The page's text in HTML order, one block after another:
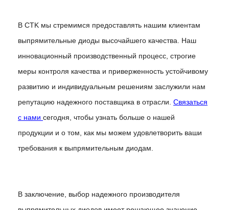
В CTK мы стремимся предоставлять нашим клиентам
выпрямительные диоды высочайшего качества. Наш
инновационный производственный процесс, строгие
меры контроля качества и приверженность устойчивому
развитию и индивидуальным решениям заслужили нам
репутацию надежного поставщика в отрасли. Связаться
с нами сегодня, чтобы узнать больше о нашей
продукции и о том, как мы можем удовлетворить ваши
требования к выпрямительным диодам.
В заключение, выбор надежного производителя